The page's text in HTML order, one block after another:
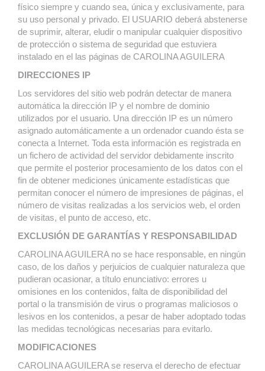
físico siempre y cuando sea, única y exclusivamente, para
su uso personal y privado. El USUARIO deberá abstenerse
de suprimir, alterar, eludir o manipular cualquier dispositivo
de protección o sistema de seguridad que estuviera
instalado en el las páginas de CAROLINA AGUILERA
DIRECCIONES IP
Los servidores del sitio web podrán detectar de manera
automática la dirección IP y el nombre de dominio
utilizados por el usuario. Una dirección IP es un número
asignado automáticamente a un ordenador cuando ésta se
conecta a Internet. Toda esta información es registrada en
un fichero de actividad del servidor debidamente inscrito
que permite el posterior procesamiento de los datos con el
fin de obtener mediciones únicamente estadísticas que
permitan conocer el número de impresiones de páginas, el
número de visitas realizadas a los servicios web, el orden
de visitas, el punto de acceso, etc.
EXCLUSIÓN DE GARANTÍAS Y RESPONSABILIDAD
CAROLINA AGUILERA no se hace responsable, en ningún
caso, de los daños y perjuicios de cualquier naturaleza que
pudieran ocasionar, a título enunciativo: errores u
omisiones en los contenidos, falta de disponibilidad del
portal o la transmisión de virus o programas maliciosos o
lesivos en los contenidos, a pesar de haber adoptado todas
las medidas tecnológicas necesarias para evitarlo.
MODIFICACIONES
CAROLINA AGUILERA se reserva el derecho de efectuar